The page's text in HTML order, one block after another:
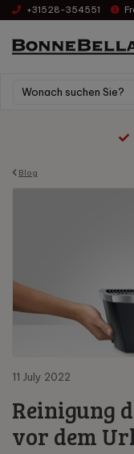
+31528-354551
Blog
11 July 2022
Reinigung
vor dem